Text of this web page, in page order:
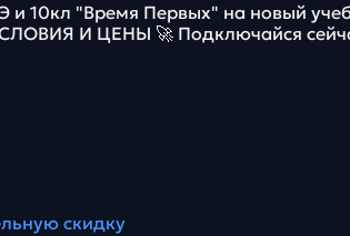
и 10кл "Время Первых" на новый
И ЦЕНЫ 🚀 Подключайся
скидку